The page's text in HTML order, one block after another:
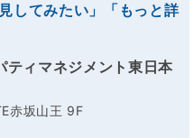
してみたい」「もっと詳
ティマネジメント東日本
赤坂山王 9F